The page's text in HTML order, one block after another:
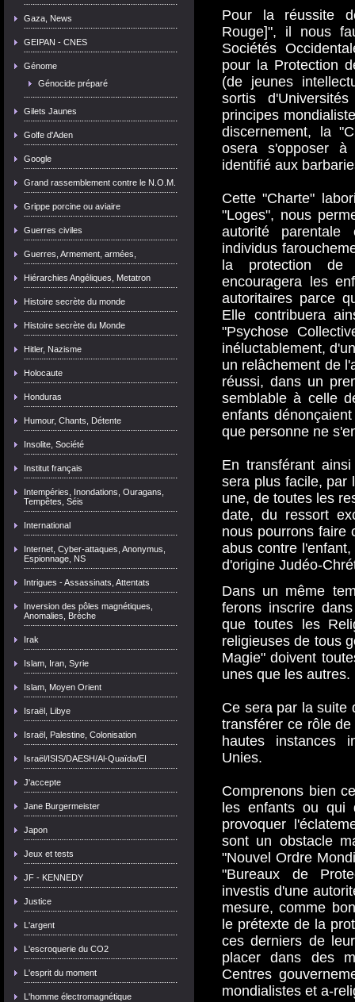
Gaza, News
GEIPAN - CNES
Génome
Génocide préparé
Gilets Jaunes
Golfe d'Aden
Google
Grand rassemblement contre le N.O.M.
Grippe porcine ou aviaire
Guerres civiles
Guerres, Armement, armées,
Hiérarchies Angéliques, Metatron
Histoire secrète du monde
Histoire secrète du Monde
Hitler, Nazisme
Holocaute
Honduras
Humour, Chants, Détente
Insolite, Société
Institut français
Intempéries, Inondations, Ouragans,
Tempêtes, Séis
International
Internet, Cyber-attaques, Anonymus,
Espionnage, NS
Intrigues - Assassinats, Attentats
Inversion des pôles magnétiques,
Anomalies, Brèche
Irak
Islam, Iran, Syrie
Islam, Moyen Orient
Israël, Libye
Israël, Palestine, Colonisation
Israël/ISIS/DAESH/Al-Quaïda/EI
J'accepte
Jane Burgermeister
Japon
Jeux et tests
JF - KENNEDY
Justice
L'argent
L'escroquerie du CO2
L'esprit du moment
L'homme électromagnétique
Pour la réussite
Rouge]", il nous
Sociétés
pour la Protection
(de jeunes
sortis
principes
discernement, la
osera s'opposer
identifié aux
Cette "Charte"
"Loges", nous
autorité
individus
la protection de
encouragera les
autoritaires parce
Elle contribuera
"Psychose
inéluctablement,
un relâchement de
réussi, dans un
semblable à celle
enfants
que personne ne
En transférant
sera plus facile, par
une, de toutes les
date, du ressort
nous pourrons faire
abus contre
d'origine Judéo-
Dans un même
ferons inscrire
que toutes les
religieuses de tous
Magie" doivent
unes que les autres.
Ce sera par la suite
transférer ce rôle
hautes instances
Unies.
Comprenons bien
les enfants ou
provoquer
sont un obstacle
"Nouvel Ordre
"Bureaux de
investis d'une
mesure, comme
le prétexte de la
ces derniers de
placer dans des
Centres
mondialistes et a-